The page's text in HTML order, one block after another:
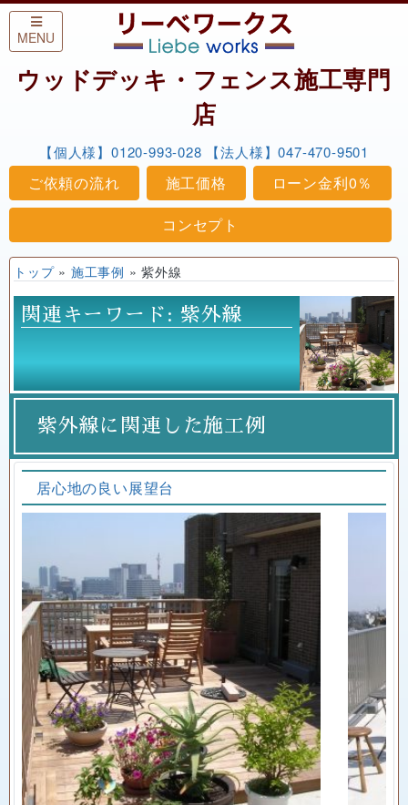
Skip to content
MENU
ウッドデッキ・フェンス施工専門
店
【個人様】0120-993-028 【法人様】047-470-9501
ご依頼の流れ 施工価格
ローン金利0％
コンセプト
トップ» 施工事例 »紫外線
関連キーワード:紫外線
紫外線に関連した施工例
居心地の良い展望台